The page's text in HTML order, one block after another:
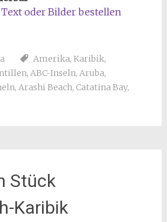
oder Bilder bestellen
Amerika, Karibik,
, ABC-Inseln, Aruba,
, Arashi Beach, Catatina Bay,
Stück
Karibik